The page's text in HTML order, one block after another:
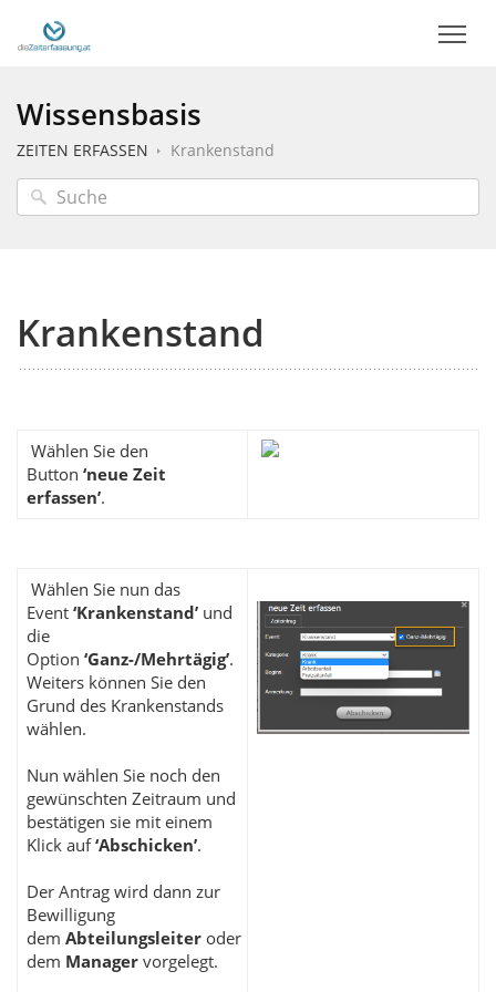
Wissensbasis
ZEITEN ERFASSEN Krankenstand
Krankenstand
Wählen Sie den
Button ‘neue Zeit
erfassen’.
Wählen Sie nun das
Event ‘Krankenstand’ und
die
Option ‘Ganz-/Mehrtägig’.
Weiters können Sie den
Grund des Krankenstands
wählen.
Nun wählen Sie noch den
gewünschten Zeitraum und
bestätigen sie mit einem
Klick auf‘Abschicken’.
Der Antrag wird dann zur
Bewilligung
dem Abteilungsleiter oder
dem Manager vorgelegt.